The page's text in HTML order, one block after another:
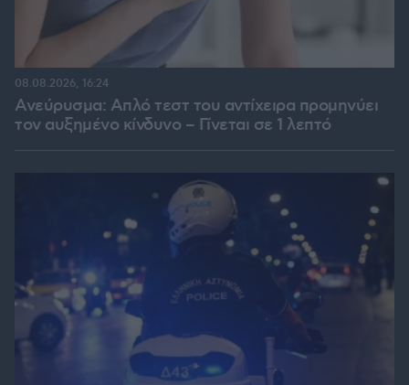
Ανεύρυσμα: Απλό τεστ του αντίχειρα προμηνύει
τον αυξημένο κίνδυνο – Γίνεται σε 1 λεπτό
08.08.2026, 16:24